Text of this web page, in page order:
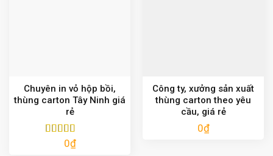
Chuyên in vỏ hộp bồi,
thùng carton Tây Ninh giá
rẻ
Được xếp
0₫
Công ty, xưởng sản xuất
thùng carton theo yêu
cầu, giá rẻ
0₫